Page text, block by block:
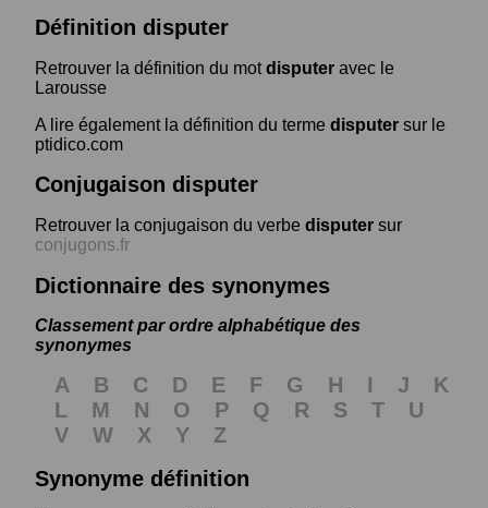
Définition disputer
Retrouver la définition du motdisputer avec le
Larousse
A lire également la définition du terme disputer sur le
ptidico.com
Conjugaison disputer
Retrouver la conjugaison du verbe disputer sur
conjugons.fr
Dictionnaire des synonymes
Classement par ordre alphabétique des
synonymes
A B C D E F G H I J
K
L
M N O P Q R S T
U
V
W X Y
Z
Synonyme définition